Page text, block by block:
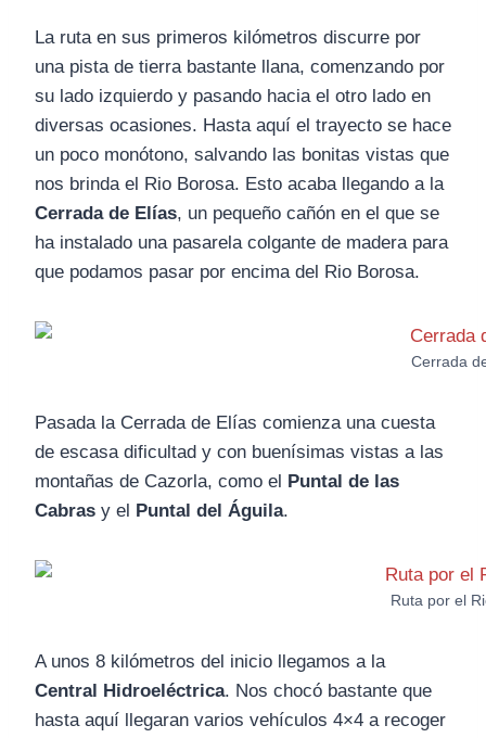
La ruta en sus primeros kilómetros discurre por
una pista de tierra bastante llana, comenzando por
su lado izquierdo y pasando hacia el otro lado en
diversas ocasiones. Hasta aquí el trayecto se hace
un poco monótono, salvando las bonitas vistas que
nos brinda el Rio Borosa. Esto acaba llegando a la
Cerrada de Elías, un pequeño cañón en el que se
ha instalado una pasarela colgante de madera para
que podamos pasar por encima del Rio Borosa.
Cerrada
Pasada la Cerrada de Elías comienza una cuesta
de escasa dificultad y con buenísimas vistas a las
montañas de Cazorla, como el
Puntal de las
Cabras y el Puntal del Águila.
Ruta por el
A unos 8 kilómetros del inicio llegamos a la
Central Hidroeléctrica. Nos chocó bastante que
hasta aquí llegaran varios vehículos 4×4 a recoger